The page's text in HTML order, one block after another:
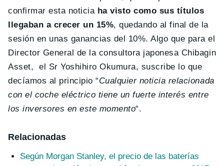
confirmar esta noticia ha visto como sus títulos
llegaban a crecer un 15%, quedando al final de la
sesión en unas ganancias del 10%. Algo que para el
Director General de la consultora japonesa Chibagin
Asset, el Sr Yoshihiro Okumura, suscribe lo que
decíamos al principio “Cualquier noticia relacionada
con el coche eléctrico tiene un fuerte interés entre
los inversores en este momento“.
Relacionadas
Según Morgan Stanley, el precio de las baterías